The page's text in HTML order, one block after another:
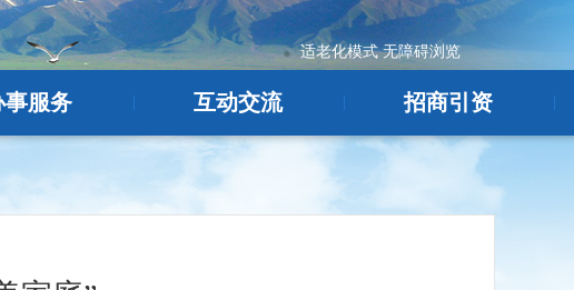
适老化模式 无障碍浏览
事服务 互动交流 招商引资